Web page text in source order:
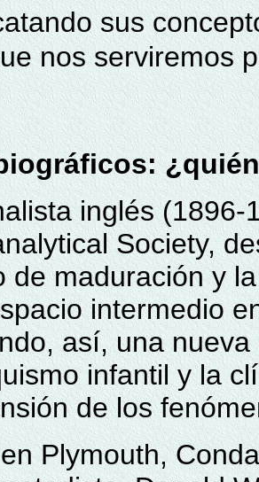
sus
nos serviremos
inglés
Society,
de maduración y
intermedio
así, una
infantil y la
de los
Plymouth,